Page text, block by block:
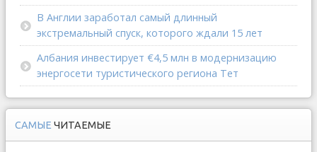
В Англии заработал самый длинный
экстремальный спуск, которого ждали 15 лет
Албания инвестирует €4,5 млн в модернизацию
энергосети туристического региона Тет
САМЫЕ ЧИТАЕМЫЕ